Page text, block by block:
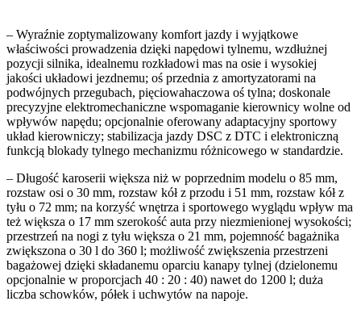
– Wyraźnie zoptymalizowany komfort jazdy i wyjątkowe
właściwości prowadzenia dzięki napędowi tylnemu, wzdłużnej
pozycji silnika, idealnemu rozkładowi mas na osie i wysokiej
jakości układowi jezdnemu; oś przednia z amortyzatorami na
podwójnych przegubach, pięciowahaczowa oś tylna; doskonale
precyzyjne elektromechaniczne wspomaganie kierownicy wolne od
wpływów napędu; opcjonalnie oferowany adaptacyjny sportowy
układ kierowniczy; stabilizacja jazdy DSC z DTC i elektroniczną
funkcją blokady tylnego mechanizmu różnicowego w standardzie.
– Długość karoserii większa niż w poprzednim modelu o 85 mm,
rozstaw osi o 30 mm, rozstaw kół z przodu i 51 mm, rozstaw kół z
tyłu o 72 mm; na korzyść wnętrza i sportowego wyglądu wpływ ma
też większa o 17 mm szerokość auta przy niezmienionej wysokości;
przestrzeń na nogi z tyłu większa o 21 mm, pojemność bagażnika
zwiększona o 30 l do 360 l; możliwość zwiększenia przestrzeni
bagażowej dzięki składanemu oparciu kanapy tylnej (dzielonemu
opcjonalnie w proporcjach 40 : 20 : 40) nawet do 1200 l; duża
liczba schowków, półek i uchwytów na napoje.